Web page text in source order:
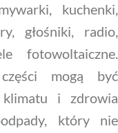
kuchenki,
głośniki, radio,
fotowoltaiczne.
mogą być
klimatu i zdrowia
który nie